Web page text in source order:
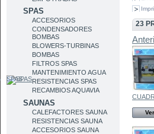
SPAS
SPAS
ACCESORIOS
CONDENSADORES
BOMBAS
BLOWERS-TURBINAS
BOMBAS
FILTROS SPAS
MANTENIMIENTO AGUA
RESISTENCIAS SPAS
RECAMBIOS AQUAVIA
SAUNAS
CALEFACTORES SAUNA
RESISTENCIAS SAUNA
ACCESORIOS SAUNA
23
Ver